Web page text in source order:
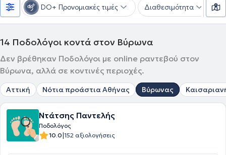
DO+ Προνομιακές τιμές Διαθεσιμότητα
14 Ποδολόγοι κοντά στον Βύρωνα
Δεν βρέθηκαν Ποδολόγοι με online ραντεβού στον
Βύρωνα, αλλά σε κοντινές περιοχές.
Αττική Νότια προάστια Αθήνας Βύρωνας
Ντάτσης Παντελής
Ποδολόγος
10.0|152 αξιολογήσεις